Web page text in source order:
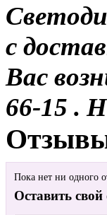
с
Вас
66-15 .
Отзывы
Пока нет ни одного
Оставить